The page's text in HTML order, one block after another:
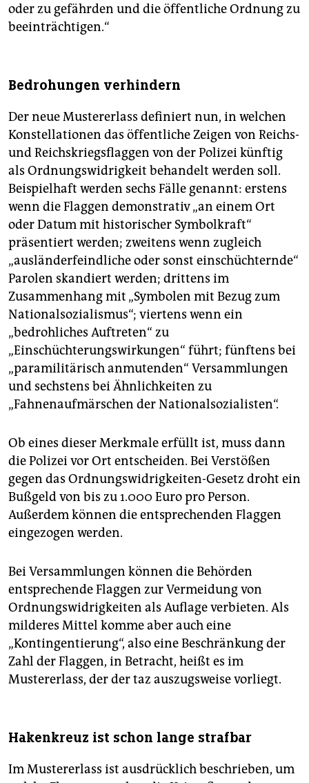
oder zu gefährden und die öffentliche Ordnung zu
beeinträchtigen.“
Bedrohungen verhindern
Der neue Mustererlass definiert nun, in welchen
Konstellationen das öffentliche Zeigen von Reichs-
und Reichskriegsflaggen von der Polizei künftig
als Ordnungswidrigkeit behandelt werden soll.
Beispielhaft werden sechs Fälle genannt: erstens
wenn die Flaggen demonstrativ „an einem Ort
oder Datum mit historischer Symbolkraft“
präsentiert werden; zweitens wenn zugleich
„ausländerfeindliche oder sonst einschüchternde“
Parolen skandiert werden; drittens im
Zusammenhang mit „Symbolen mit Bezug zum
Nationalsozialismus“; viertens wenn ein
„bedrohliches Auftreten“ zu
„Einschüchterungswirkungen“ führt; fünftens bei
„paramilitärisch anmutenden“ Versammlungen
und sechstens bei ­Ähnlichkeiten zu
„Fahnenaufmärschen der Nationalsozia­listen“.
Ob eines dieser Merkmale erfüllt ist, muss dann
die Polizei vor Ort entscheiden. Bei Verstößen
gegen das Ordnungswidrigkeiten-Gesetz droht ein
Bußgeld von bis zu 1.000 Euro pro Person.
Außerdem können die entsprechenden Flaggen
eingezogen werden.
Bei Versammlungen können die Behörden
entsprechende Flaggen zur Vermeidung von
Ordnungswidrigkeiten als Auflage verbieten. Als
milderes Mittel komme aber auch eine
„Kontingentierung“, also eine Beschränkung der
Zahl der Flaggen, in Betracht, heißt es im
Mustererlass, der der taz auszugsweise vorliegt.
Hakenkreuz ist schon lange strafbar
Im Mustererlass ist ausdrücklich beschrieben, um